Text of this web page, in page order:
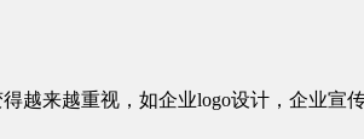
越来越重视，如企业logo设计，企业宣